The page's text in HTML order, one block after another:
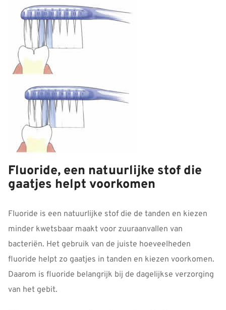
Fluoride, een natuurlijke stof die
gaatjes helpt voorkomen
Fluoride is een natuurlijke stof die de tanden en kiezen
minder kwetsbaar maakt voor zuuraanvallen van
bacteriën. Het gebruik van de juiste hoeveelheden
fluoride helpt zo gaatjes in tanden en kiezen voorkomen.
Daarom is fluoride belangrijk bij de dagelijkse verzorging
van het gebit.